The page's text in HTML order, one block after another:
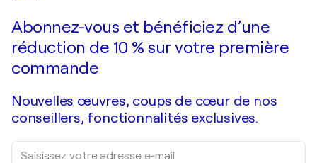
Abonnez-vous et bénéficiez d’une
réduction de 10 % sur votre première
commande
Nouvelles œuvres, coups de cœur de nos
conseillers, fonctionnalités exclusives.